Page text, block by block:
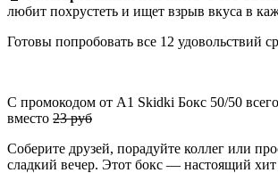
любит похрустеть и ищет взрыв вкуса в
Готовы попробовать все 12 удовольствий
С промокодом от A1 Skidki Бокс 50/50
вместо 23 руб
Соберите друзей, порадуйте коллег или
сладкий вечер. Этот бокс — настоящий